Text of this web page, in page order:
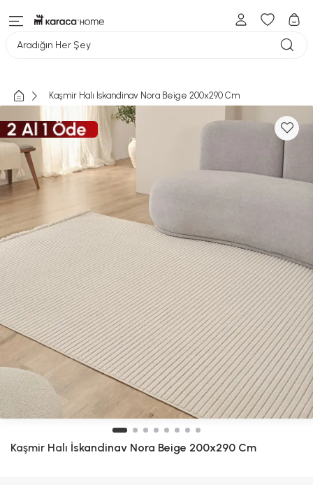
Aradığın Her Şey
Kaşmir Halı İskandinav Nora Beige 200x290 Cm
Kaşmir Halı İskandinav Nora Beige 200x290 Cm